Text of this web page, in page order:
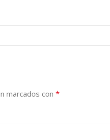
marcados con *